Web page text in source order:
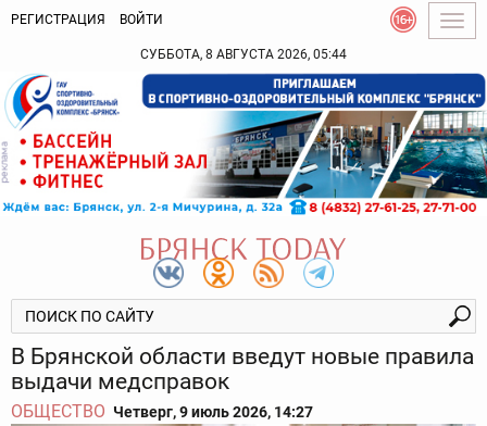
РЕГИСТРАЦИЯ ВОЙТИ
СУББОТА, 8 АВГУСТА 2026, 05:44
В Брянской области введут новые правила
выдачи медсправок
ОБЩЕСТВО Четверг, 9 июль 2026, 14:27